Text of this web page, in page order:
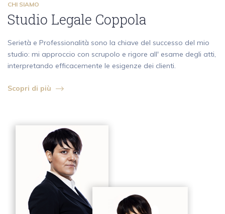
CHI SIAMO
Studio Legale Coppola
Serietà e Professionalità sono la chiave del successo del mio
studio: mi approccio con scrupolo e rigore all' esame degli atti,
interpretando efficacemente le esigenze dei clienti.
Scopri di più